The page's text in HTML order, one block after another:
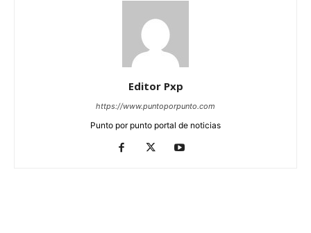
Editor Pxp
https://www.puntoporpunto.com
Punto por punto portal de noticias